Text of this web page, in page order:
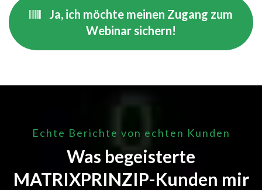
Ja, ich möchte meinen Zugang zum
Webinar sichern!
Echte Berichte von echten Kunden
Was begeisterte
MATRIXPRINZIP-Kunden mir